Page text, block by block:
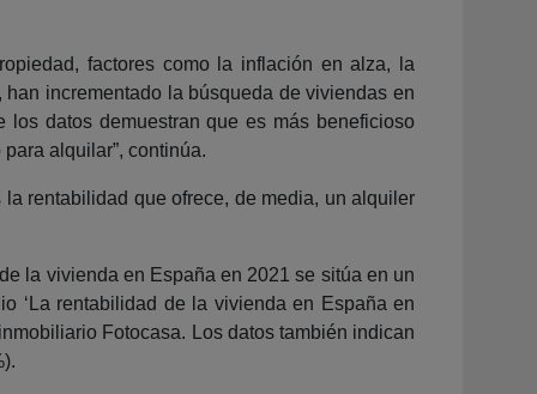
factores como la inflación en alza, la
incrementado la búsqueda de viviendas en
datos demuestran que es más beneficioso
alquilar”, continúa.
rentabilidad que ofrece, de media, un alquiler
la vivienda en España en 2021 se sitúa en un
‘La rentabilidad de la vivienda en España en
Fotocasa. Los datos también indican